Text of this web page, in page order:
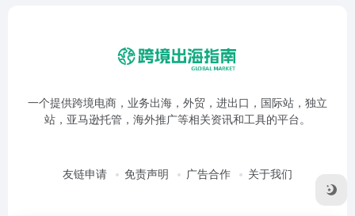
一个提供跨境电商，业务出海，外贸，进出口，国际站，独立
站，亚马逊托管，海外推广等相关资讯和工具的平台。
友链申请 免责声明 广告合作 关于我们